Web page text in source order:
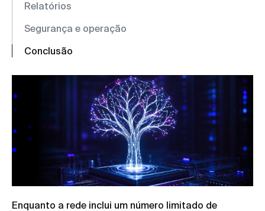
Enquanto a rede inclui um número limitado de
Relatórios
Segurança e operação
Conclusão